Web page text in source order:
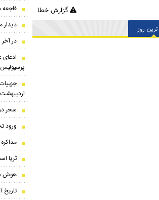
گزارش خطا
روز
فاجعه
دیدار
در
پرسپولیس
سحر
ورود
ثریا
هوش
تاریخ